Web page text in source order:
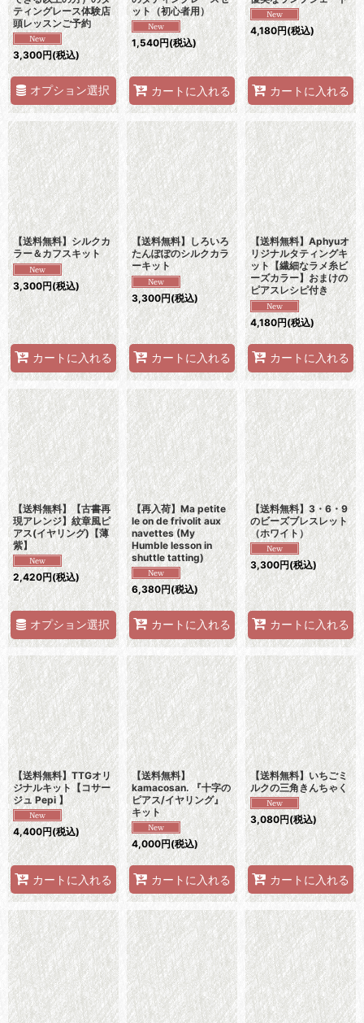
ティングレース体験店
頭レッスンご予約
3,300円(税込)
オプション選択
ット（初心者用）
1,540円(税込)
カートに入れる
4,180円(税込)
カートに入れる
【送料無料】シルクカ
ラー＆カフスキット
3,300円(税込)
カートに入れる
【送料無料】しろいろ
たんぽぽのシルクカラ
ーキット
3,300円(税込)
カートに入れる
【送料無料】Aphyuオ
リジナルタティングキ
ット【繊細なラメ糸ビ
ーズカラー】おまけの
ピアスレシピ付き
4,180円(税込)
カートに入れる
【送料無料】【古書再
現アレンジ】紋章風ピ
アス(イヤリング)【薄
紫】
2,420円(税込)
オプション選択
【再入荷】Ma petite
le on de frivolit aux
navettes (My
Humble lesson in
shuttle tatting)
6,380円(税込)
カートに入れる
【送料無料】3・6・9
のビーズブレスレット
（ホワイト）
3,300円(税込)
カートに入れる
【送料無料】TTGオリ
ジナルキット【コサー
ジュ Pepi 】
4,400円(税込)
カートに入れる
【送料無料】
kamacosan. 『十字の
ピアス/イヤリング』
キット
4,000円(税込)
カートに入れる
【送料無料】いちごミ
ルクの三角きんちゃく
3,080円(税込)
カートに入れる